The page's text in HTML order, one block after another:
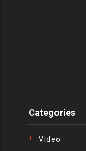
Categories
Video